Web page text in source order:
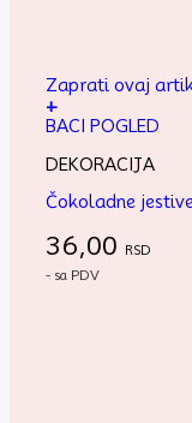
Zaprati ovaj
+
BACI POGLED
DEKORACIJA
Čokoladne
36,00 RSD
- sa PDV